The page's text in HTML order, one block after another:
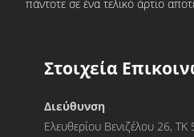
πάντοτε σε ένα τελικό άρτιο
Στοιχεία
Διεύθυνση
Ελευθερίου Βενιζέλου 26,